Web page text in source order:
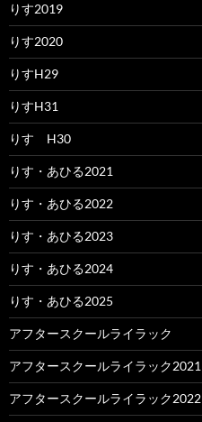
りす2019
りす2020
りすH29
りすH31
りす H30
りす・あひる2021
りす・あひる2022
りす・あひる2023
りす・あひる2024
りす・あひる2025
アフタースクールライラック
アフタースクールライラック2021
アフタースクールライラック2022